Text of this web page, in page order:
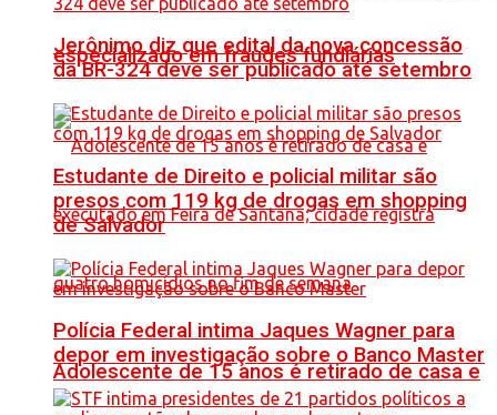
especializado em fraudes fundiárias
Adolescente de 15 anos é retirado de casa e
Jerônimo diz que edital da nova concessão
da BR-324 deve ser publicado até setembro
Estudante de Direito e policial militar são
presos com 119 kg de drogas em shopping
de Salvador
Polícia Federal intima Jaques Wagner para
depor em investigação sobre o Banco Master